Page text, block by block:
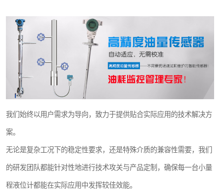
我们始终以用户需求为导向，致力于提供贴合实际应用的技术解决方
案。
无论是复杂工况下的稳定性要求，还是特殊介质的兼容性需要，我们
的研发团队都能针对性地进行技术攻关与产品定制，确保每一台小量
程液位计都能在实际应用中发挥较佳效能。